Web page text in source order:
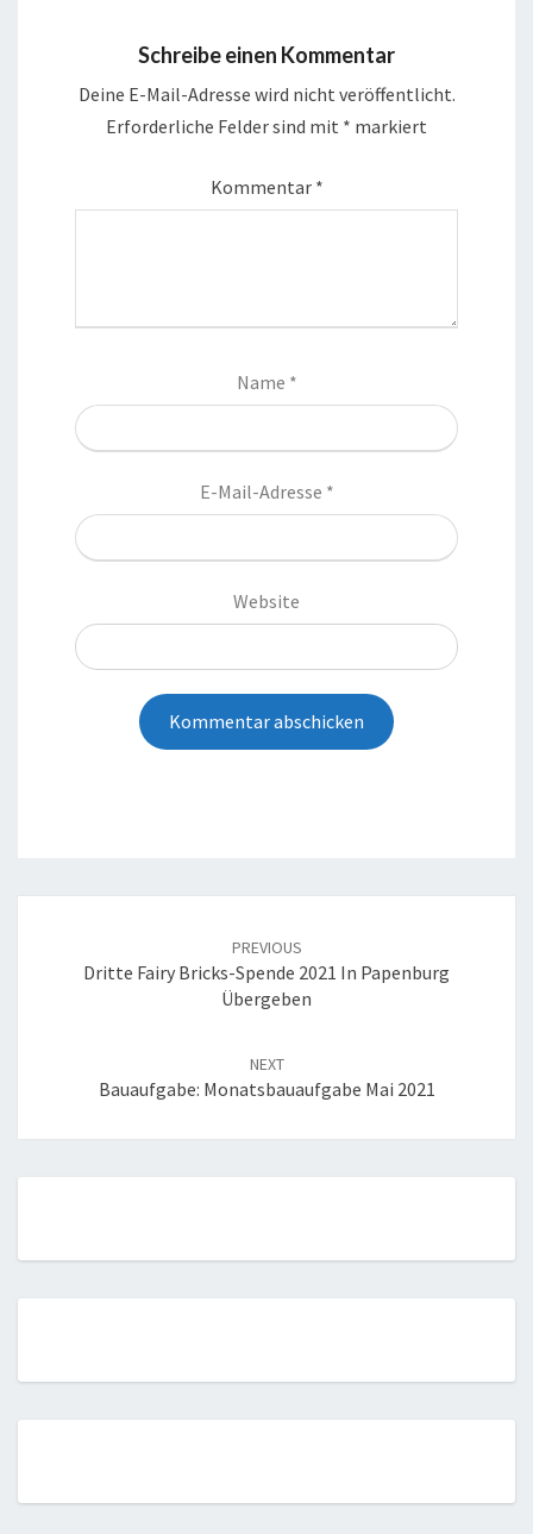
Schreibe einen Kommentar
Deine E-Mail-Adresse wird nicht veröffentlicht.
Erforderliche Felder sind mit * markiert
Kommentar *
Name *
E-Mail-Adresse *
Website
PREVIOUS
Dritte Fairy Bricks-Spende 2021 In Papenburg
Übergeben
NEXT
Bauaufgabe: Monatsbauaufgabe Mai 2021